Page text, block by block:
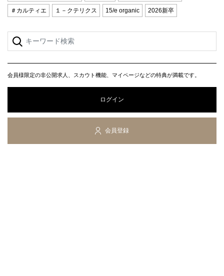
＃カルティエ １－クテリクス 15/e organic 2026新卒
会員様限定の非公開求人、スカウト機能、マイページなどの特典が満載です。
ログイン
会員登録